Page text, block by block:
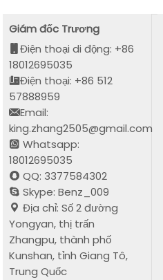
Giám đốc Trương
Điện thoại di động: +86
18012695035
Điện thoại: +86 512
57888959
Email:
king.zhang2505@gmail.com
Whatsapp:
18012695035
QQ: 3377584302
Skype: Benz_009
Địa chỉ: Số 2 đường
Yongyan, thị trấn
Zhangpu, thành phố
Kunshan, tỉnh Giang Tô,
Trung Quốc